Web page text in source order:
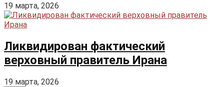
19 марта, 2026
Ликвидирован фактический
верховный правитель Ирана
19 марта, 2026